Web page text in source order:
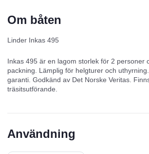
Om båten
Linder Inkas 495
Inkas 495 är en lagom storlek för 2 personer
packning. Lämplig för helgturer och
garanti. Godkänd av Det Norske Veritas.
träsitsutförande.
Användning